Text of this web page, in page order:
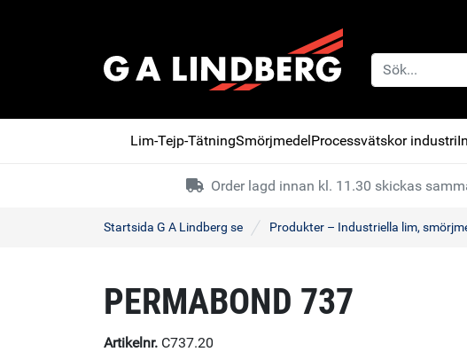
Lim-Tejp-TätningSmörjmedelProcessvätskor industri
Order lagd innan kl. 11.30 skickas
Startsida G A Lindberg se Produkter – Industriella lim,
PERMABOND 737
Artikelnr. C737.20